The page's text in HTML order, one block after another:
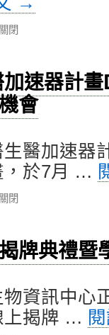
閉
速器計
會
生醫加速器
，於7月 …
閉
牌典禮暨
資訊中心
上揭牌 …